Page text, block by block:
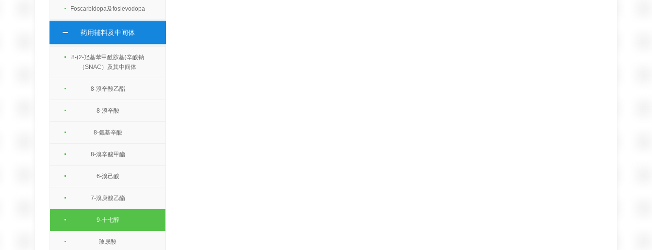
Foscarbidopa及foslevodopa
药用辅料及中间体
8-(2-羟基苯甲酰胺基)辛酸钠
（SNAC）及其中间体
8-溴辛酸乙酯
8-溴辛酸
8-氨基辛酸
8-溴辛酸甲酯
6-溴己酸
7-溴庚酸乙酯
9-十七醇
玻尿酸